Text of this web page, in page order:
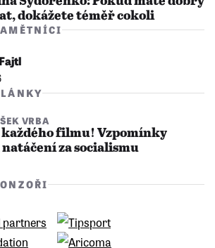
dokážete téměř cokoli
VRBA
každého filmu! Vzpomínky
natáčení za socialismu